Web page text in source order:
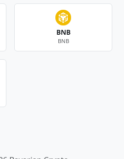
BNB
BNB